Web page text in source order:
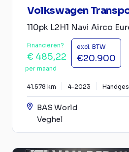
Volkswagen
110pk L2H1 Navi Airco
Financieren?
€ 485,22
per maand
excl. BTW
€20.900
41.578 km 4-2023
BAS World
Veghel